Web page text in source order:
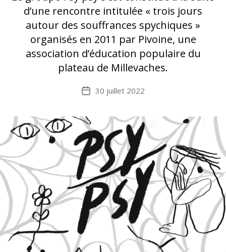
d’une rencontre intitulée « trois jours
autour des souffrances spychiques »
organisés en 2011 par Pivoine, une
association d’éducation populaire du
plateau de Millevaches.
Date30 juillet 2022